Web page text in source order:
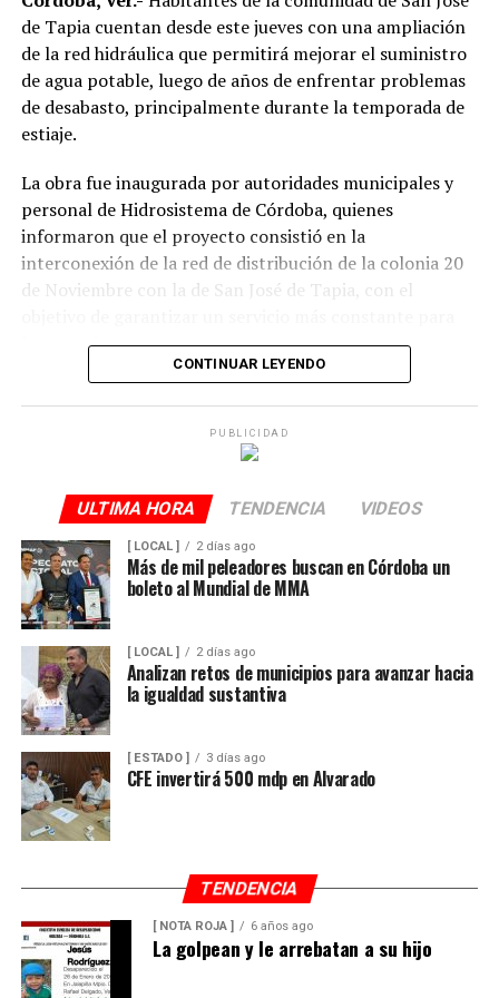
Virginia Medorio Trujillo, presidenta de la Asociación
Emprender el Vuelo.
El diálogo permitió poner sobre la mesa la importancia
de fortalecer la participación de las mujeres en los
espacios públicos y comunitarios, además de generar
las brechas de desigualdad.
de Tapia cuentan desde este jueves con una ampliación
de la red hidráulica que permitirá mejorar el suministro
de agua potable, luego de años de enfrentar problemas
de desabasto, principalmente durante la temporada de
estiaje.
La obra fue inaugurada por autoridades municipales y
personal de Hidrosistema de Córdoba, quienes
informaron que el proyecto consistió en la
interconexión de la red de distribución de la colonia 20
de Noviembre con la de San José de Tapia, con el
los usuarios.
mil 480 metros de tubería de polietileno de alta
soportar mayores niveles de presión y reducir el riesgo
de fugas o rupturas.
Las labores fueron ejecutadas por personal de
Hidrosistema de Córdoba durante un periodo cercano a
los 35 días, entre marzo y abril de este año, como parte
de un proyecto para atender una de las principales
demandas de los habitantes de esta comunidad.
Durante años, el abastecimiento dependió de un pozo
cuyo nivel de operación resultaba insuficiente, situación
que provocaba interrupciones constantes en el servicio,
especialmente en las viviendas ubicadas en las zonas
más altas.
Vecinos señalaron que durante la temporada de sequía
familias a buscar alternativas para cubrir sus
necesidades diarias.
CONTINUAR LEYENDO
PUBLICIDAD
ULTIMA HORA TENDENCIA VIDEOS
[ LOCAL ] 2 días ago
Más de mil peleadores buscan en Córdoba un
boleto al Mundial de MMA
[ LOCAL ] 2 días ago
Analizan retos de municipios para avanzar hacia
la igualdad sustantiva
[ ESTADO ] 3 días ago
CFE invertirá 500 mdp en Alvarado
TENDENCIA
[ NOTA ROJA ] 6 años ago
La golpean y le arrebatan a su hijo